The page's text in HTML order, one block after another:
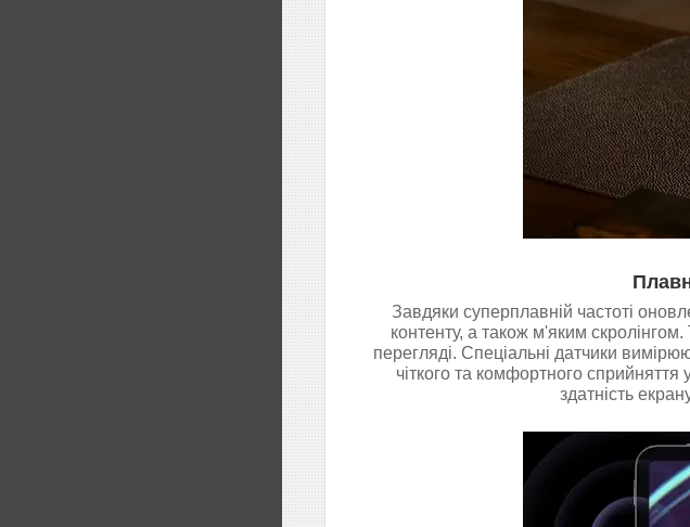
Завдяки суперплавній частоті
контенту, а також м'яким
перегляді. Спеціальні датчики
чіткого та комфортного сприйняття
здатність